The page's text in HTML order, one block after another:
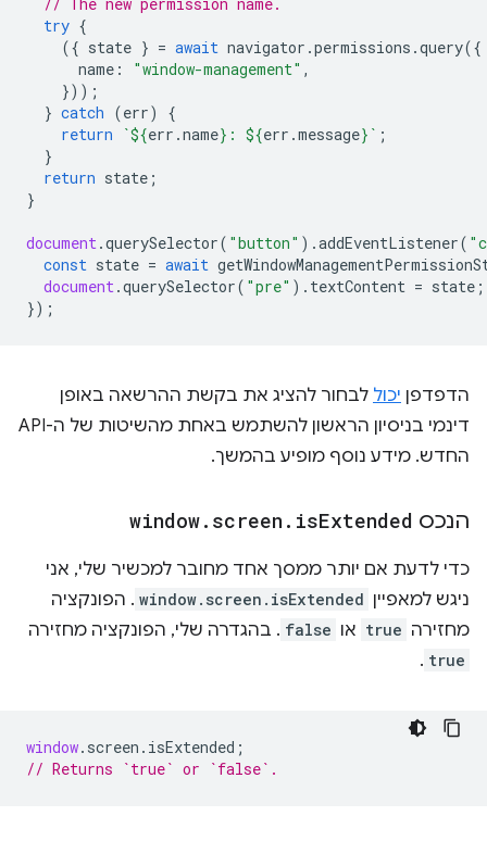
try {
({ state } = await navigator .permissions .query({
name : "window-management" ,
}));
} catch (err)
{
return
`${err .name} : ${err .message} ` ;
}
return state ;
}
document.querySelector( "button" ).addEventListener(
const state = await
document.querySelector( "pre" ). textContent = state ;
});
הדפדפן יכול לבחור להציג את בקשת ההרשאה באופן
דינמי בניסיון הראשון להשתמש באחת מהשיטות של ה-API
החדש. מידע נוסף מופיע בהמשך.
הנכס window. screen . isExtended
כדי לדעת אם יותר ממסך אחד מחובר למכשיר שלי, אני
ניגש למאפיין window.screen.isExtended . הפונקציה
מחזירה true או false . בהגדרה שלי, הפונקציה מחזירה
true
.
window. screen . isExtended ;
// Returns `true` or `false`.